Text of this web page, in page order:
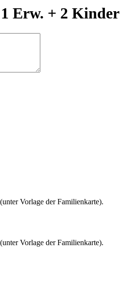
Erw. + 2 Kinder
Vorlage der Familienkarte).
Vorlage der Familienkarte).